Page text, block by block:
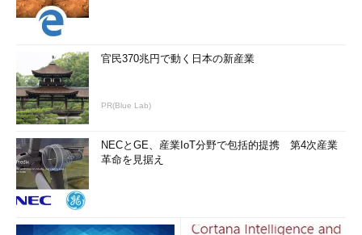
官民370兆円で動く日本の新産業
PR(Blue Lab)
NECとGE、産業IoT分野で包括的提携 第4次産業
革命を見据え